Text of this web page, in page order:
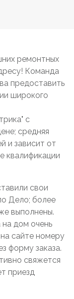
ремонтных
Команда
предоставить
широкого
с
средняя
и зависит от
квалификации
свои
Дело; более
выполнены.
дом очень
сайте номеру
форму заказа.
свяжется
приезд